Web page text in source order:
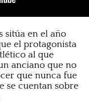
sitúa en el año
el protagonista
al que
anciano que no
que nunca fue
se cuentan sobre